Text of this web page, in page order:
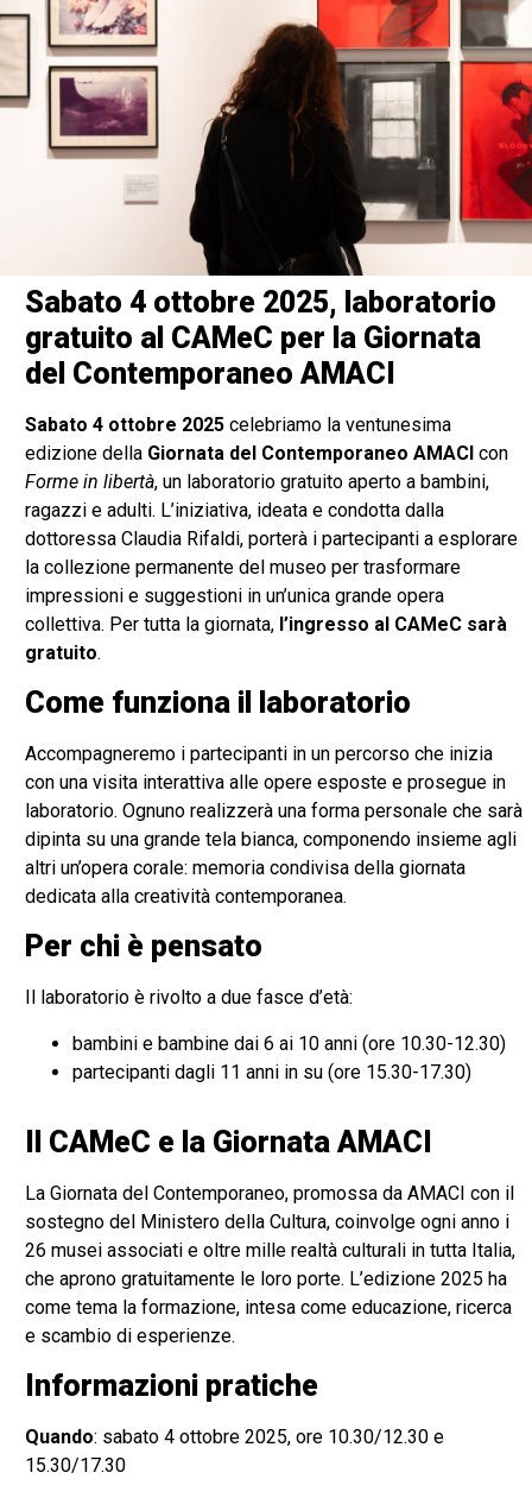
Sabato 4 ottobre 2025, laboratorio
gratuito al CAMeC per la Giornata
del Contemporaneo AMACI
Sabato 4 ottobre 2025celebriamo la ventunesima
edizione della Giornata del Contemporaneo AMACIcon
Forme in libertà, un laboratorio gratuito aperto a bambini,
ragazzi e adulti. L’iniziativa, ideata e condotta dalla
dottoressa Claudia Rifaldi, porterà i partecipanti a esplorare
la collezione permanente del museo per trasformare
impressioni e suggestioni in un’unica grande opera
collettiva. Per tutta la giornata, l’ingresso al CAMeC sarà
gratuito.
Come funziona il laboratorio
Accompagneremo i partecipanti in un percorso che inizia
con una visita interattiva alle opere esposte e prosegue in
laboratorio. Ognuno realizzerà una forma personale che sarà
dipinta su una grande tela bianca, componendo insieme agli
altri un’opera corale: memoria condivisa della giornata
dedicata alla creatività contemporanea.
Per chi è pensato
Il laboratorio è rivolto a due fasce d’età:
bambini e bambine dai 6 ai 10 anni (ore 10.30-12.30)
partecipanti dagli 11 anni in su (ore 15.30-17.30)
Il CAMeC e la Giornata AMACI
La Giornata del Contemporaneo, promossa da AMACI con il
sostegno del Ministero della Cultura, coinvolge ogni anno i
26 musei associati e oltre mille realtà culturali in tutta Italia,
che aprono gratuitamente le loro porte. L’edizione 2025 ha
come tema la formazione, intesa come educazione, ricerca
e scambio di esperienze.
Informazioni pratiche
Quando: sabato 4 ottobre 2025, ore 10.30/12.30 e
15.30/17.30